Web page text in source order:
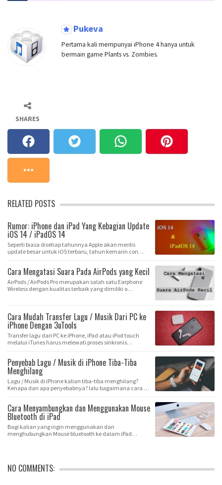
Pukeva
Pertama kali mempunyai iPhone 4 hanya untuk
bermain game Plants vs. Zombies.
SHARES
RELATED POSTS
Rumor: iPhone dan iPad Yang Kebagian Update
iOS 14 / iPadOS 14
Seperti biasa disetiap tahunnya Apple akan merilis
update besar untuk iOS terbaru, tahun kemarin con…
Cara Mengatasi Suara Pada AirPods yang Kecil
AirPods / AirPods Pro merupakan salah satu Earphone
Wireless dengan kualitas terbaik yang dimiliki o…
Cara Mudah Transfer Lagu / Musik Dari PC ke
iPhone Dengan 3uTools
Transfer lagu dari PC ke iPhone, iPad atau iPod touch
melalui iTunes harus melewati proses sinkronis…
Penyebab Lagu / Musik di iPhone Tiba-Tiba
Menghilang
Lagu / Musik di iPhone kalian tiba-tiba menghilang?
Kenapa dan apa penyebabnya? lalu bagaimana cara …
Cara Menyambungkan dan Menggunakan Mouse
Bluetooth di iPad
Bagi kalian yang ingin menggunakan dan
menghubungkan Mouse bluetooth ke dalam iPad
NO COMMENTS: